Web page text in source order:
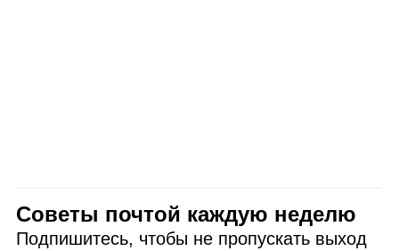
Советы почтой каждую неделю
Подпишитесь, чтобы не пропускать выход